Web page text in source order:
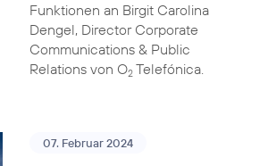
Funktionen an Birgit Carolina
Dengel, Director Corporate
Communications & Public
Relations von O2Telefónica.
07. Februar 2024